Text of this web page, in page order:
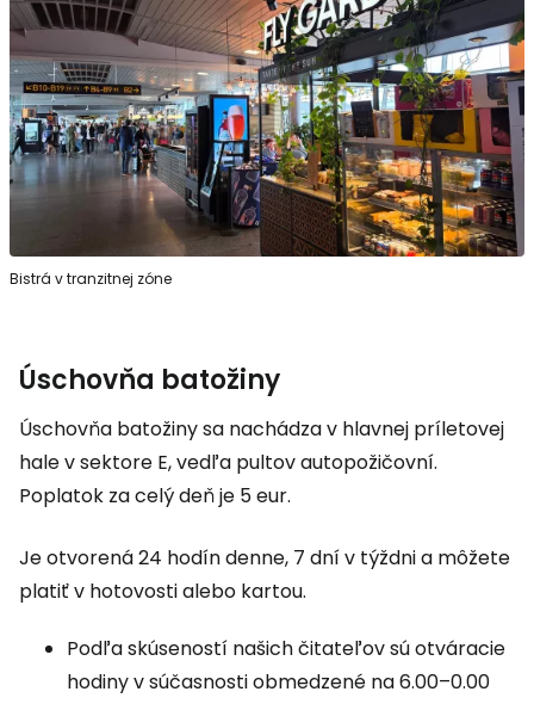
Bistrá v tranzitnej zóne
Úschovňa batožiny
Úschovňa batožiny sa nachádza v hlavnej príletovej
hale v sektore E, vedľa pultov autopožičovní.
Poplatok za celý deň je 5 eur.
Je otvorená 24 hodín denne, 7 dní v týždni a môžete
platiť v hotovosti alebo kartou.
Podľa skúseností našich čitateľov sú otváracie
hodiny v súčasnosti obmedzené na 6.00–0.00